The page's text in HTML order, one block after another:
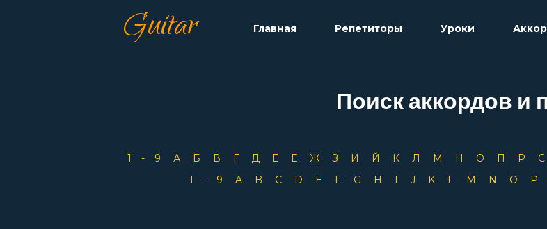
Guitar Главная Репетиторы Уроки
Поиск аккордов и
1-9 А Б В Г Д Ё Е Ж З И Й К Л М Н О П Р
1-9
A B C D E F G H I J K L M N O P